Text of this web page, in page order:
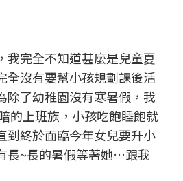
我完全不知道甚麼是兒童夏
全沒有要幫小孩規劃課後活
除了幼稚園沒有寒暑假，我
的上班族，小孩吃飽睡飽就
到終於面臨今年女兒要升小
長~長的暑假等著她…跟我